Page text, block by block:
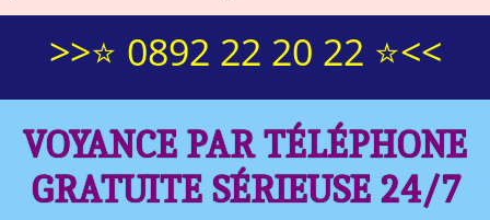
>>⭐ 0892 22 20 22 ⭐<<
VOYANCE PAR TÉLÉPHONE
GRATUITE SÉRIEUSE 24/7